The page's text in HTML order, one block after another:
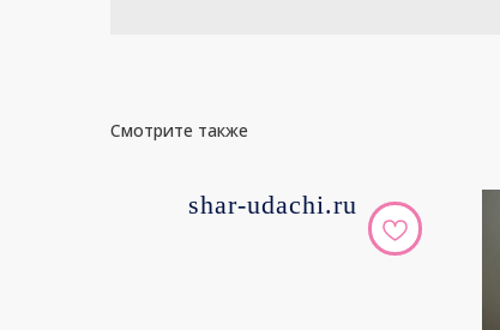
Смотрите также
shar-udachi.ru